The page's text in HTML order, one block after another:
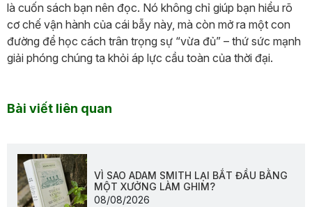
là cuốn sách bạn nên đọc. Nó không chỉ giúp bạn hiểu rõ
cơ chế vận hành của cái bẫy này, mà còn mở ra một con
đường để học cách trân trọng sự “vừa đủ” – thứ sức mạnh
giải phóng chúng ta khỏi áp lực cầu toàn của thời đại.
Bài viết liên quan
VÌ SAO ADAM SMITH LẠI BẮT ĐẦU BẰNG
MỘT XƯỞNG LÀM GHIM?
08/08/2026